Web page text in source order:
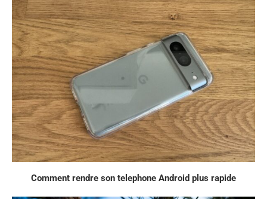
Comment rendre son telephone Android plus rapide